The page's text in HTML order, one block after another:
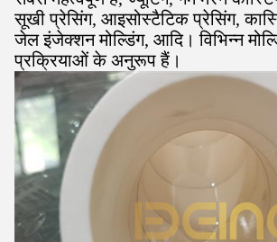
सूखी प्रेसिंग, आइसोस्टैटिक प्रेसिंग,
जेल इंजेक्शन मोल्डिंग, आदि। विभिन्न
प्रक्रियाओं के अनुरूप हैं।